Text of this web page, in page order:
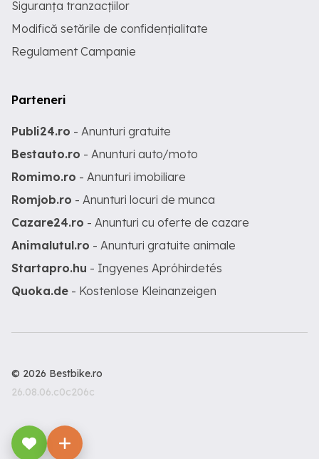
Siguranța tranzacțiilor
Modifică setările de confidențialitate
Regulament Campanie
Parteneri
Publi24.ro - Anunturi gratuite
Bestauto.ro - Anunturi auto/moto
Romimo.ro - Anunturi imobiliare
Romjob.ro - Anunturi locuri de munca
Cazare24.ro - Anunturi cu oferte de cazare
Animalutul.ro - Anunturi gratuite animale
Startapro.hu - Ingyenes Apróhirdetés
Quoka.de - Kostenlose Kleinanzeigen
© 2026 Bestbike.ro
26.08.06.c0c206c